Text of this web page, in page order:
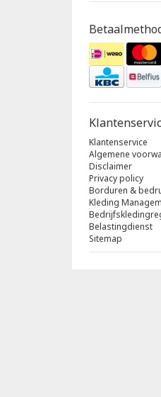
Klantenservice
Algemene
Disclaimer
Privacy policy
Borduren &
Kleding
Belastingdienst
Sitemap